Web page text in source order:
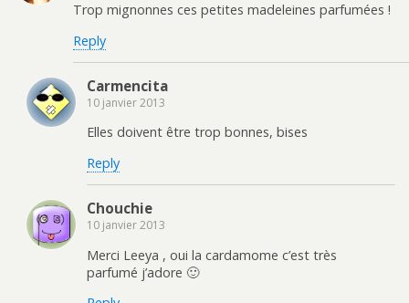
Trop mignonnes ces petites madeleines parfumées !
Reply
Carmencita
10 janvier 2013
Elles doivent être trop bonnes, bises
Reply
Chouchie
10 janvier 2013
Merci Leeya , oui la cardamome c’est très
parfumé j’adore 🙂